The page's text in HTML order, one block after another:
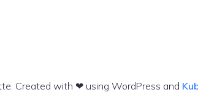
Created with ❤ using WordPress and